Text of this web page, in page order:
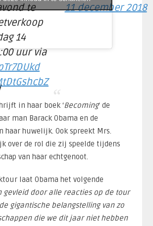
te
14
uur via
11 december 2018
in haar boek ‘Becoming‘ de
man Barack Obama en de
haar huwelijk. Ook spreekt Mrs.
over de rol die zij speelde tijdens
van haar echtgenoot.
laat Obama het volgende
gevleid door alle reacties op de tour
gigantische belangstelling van zo
die we dit jaar niet hebben